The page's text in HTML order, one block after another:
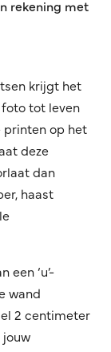
rekening met
krijgt het
tot leven
printen op het
deze
dan
haast
een ‘u’-
wand
2 centimeter